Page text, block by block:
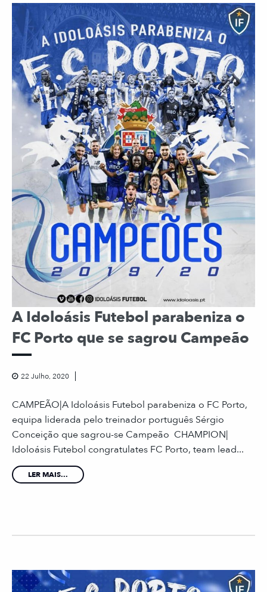
A Idoloásis Futebol parabeniza o
FC Porto que se sagrou Campeão
22 Julho, 2020
CAMPEÃO|A Idoloásis Futebol parabeniza o FC Porto,
equipa liderada pelo treinador português Sérgio
Conceição que sagrou-se Campeão CHAMPION|
Idoloásis Futebol congratulates FC Porto, team lead...
LER MAIS...